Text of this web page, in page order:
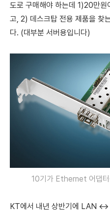
도로 구매해야 하는데 1)20만원
고, 2) 데스크탑 전용 제품을 찾
다. (대부분 서버용입니다)
10기가 Ethernet 어댑터
KT에서 내년 상반기에 LAN ↔